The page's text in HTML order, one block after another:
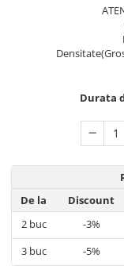
Durata
De la
Discount
2buc -3%
3buc -5%